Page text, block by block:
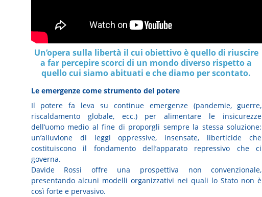
Un’opera sulla libertà il cui obiettivo è quello di riuscire
a far percepire scorci di un mondo diverso rispetto a
quello cui siamo abituati e che diamo per scontato.
Le emergenze come strumento del potere
Il potere fa leva su continue emergenze (pandemie, guerre,
riscaldamento globale, ecc.) per alimentare le insicurezze
dell’uomo medio al fine di proporgli sempre la stessa soluzione:
un’alluvione di leggi oppressive, insensate, liberticide che
costituiscono il fondamento dell’apparato repressivo che ci
governa.
Davide Rossi offre una prospettiva non convenzionale,
presentando alcuni modelli organizzativi nei quali lo Stato non è
così forte e pervasivo.